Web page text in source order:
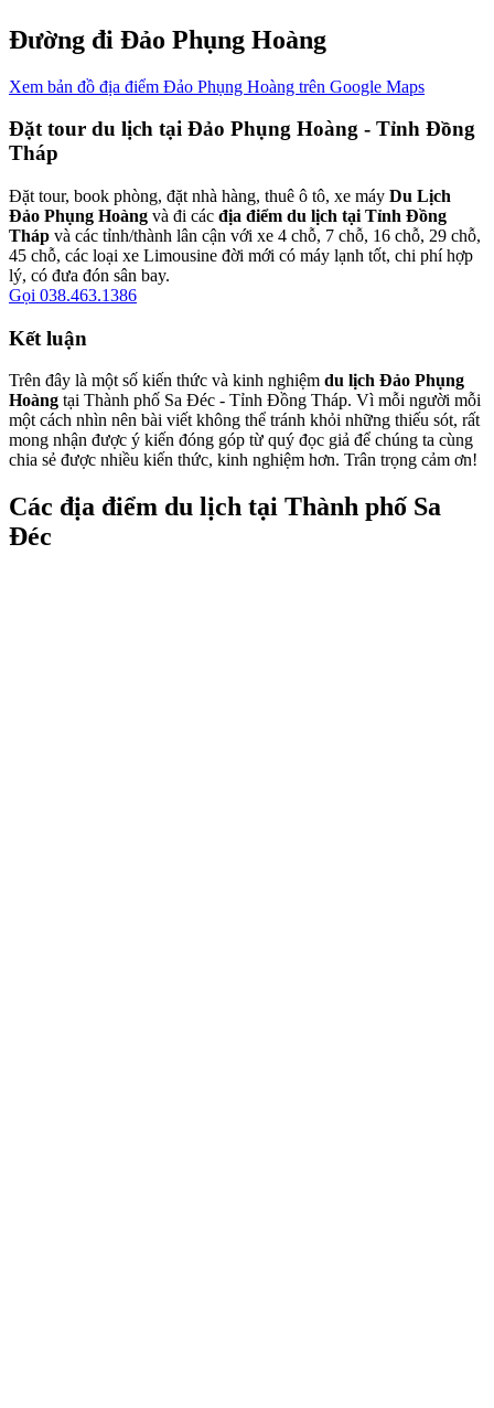
Đường đi Đảo Phụng Hoàng
Xem bản đồ địa điểm Đảo Phụng Hoàng trên Google Maps
Đặt tour du lịch tại Đảo Phụng Hoàng - Tỉnh Đồng
Tháp
Đặt tour, book phòng, đặt nhà hàng, thuê ô tô, xe máy Du Lịch
Đảo Phụng Hoàng và đi các địa điểm du lịch tại Tỉnh Đồng
Tháp và các tỉnh/thành lân cận với xe 4 chỗ, 7 chỗ, 16 chỗ, 29 chỗ,
45 chỗ, các loại xe Limousine đời mới có máy lạnh tốt, chi phí hợp
lý, có đưa đón sân bay.
Gọi 038.463.1386
Kết luận
Trên đây là một số kiến thức và kinh nghiệm du lịch Đảo Phụng
Hoàng tại Thành phố Sa Đéc - Tỉnh Đồng Tháp. Vì mỗi người mỗi
một cách nhìn nên bài viết không thể tránh khỏi những thiếu sót, rất
mong nhận được ý kiến đóng góp từ quý đọc giả để chúng ta cùng
chia sẻ được nhiều kiến thức, kinh nghiệm hơn. Trân trọng cảm ơn!
Các địa điểm du lịch tại Thành phố Sa
Đéc